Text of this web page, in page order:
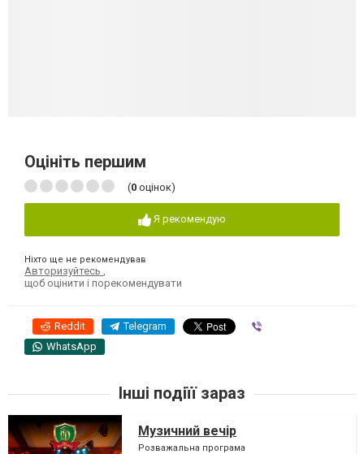
Оцініть першим
(0 оцінок)
Я рекомендую
Ніхто ще не рекомендував
Авторизуйтесь
щоб оцінити і порекомендувати
Reddit Telegram
WhatsApp
Інші подіїї зараз
Музичний вечір
Розважальна програма